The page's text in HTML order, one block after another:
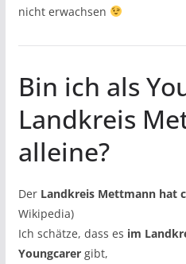
nicht erwachsen
Bin ich als
Landkreis
alleine?
Der Landkreis Mettmann hat
Wikipedia)
Ich schätze, dass es im
Youngcarer gibt,